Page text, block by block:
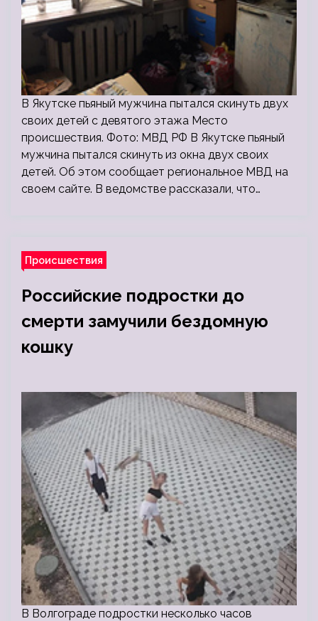
В Якутске пьяный мужчина пытался скинуть двух
своих детей с девятого этажа Место
происшествия. Фото: МВД РФ В Якутске пьяный
мужчина пытался скинуть из окна двух своих
детей. Об этом сообщает региональное МВД на
своем сайте. В ведомстве рассказали, что…
Происшествия
Российские подростки до
смерти замучили бездомную
кошку
В Волгограде подростки несколько часов